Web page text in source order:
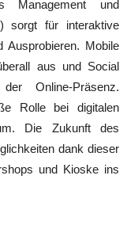
Management und
sorgt für interaktive
Ausprobieren. Mobile
aus und Social
Online-Präsenz.
Rolle bei digitalen
Die Zukunft des
dank dieser
und Kioske ins